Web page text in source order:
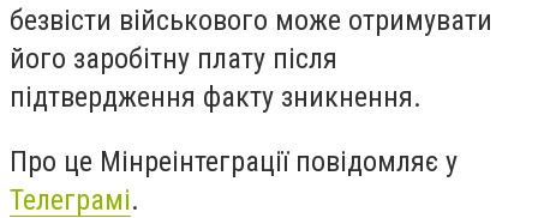
безвісти військового може отримувати
його заробітну плату після
підтвердження факту зникнення.
Про це Мінреінтеграції повідомляє у
Телеграмі.